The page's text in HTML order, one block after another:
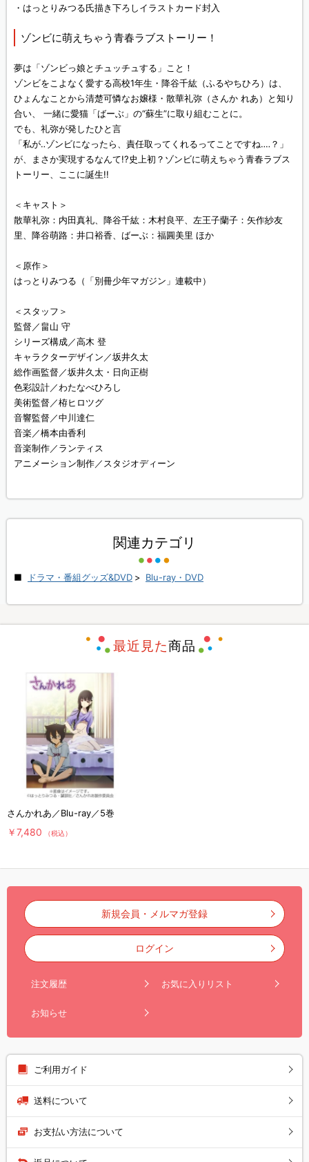
・はっとりみつる氏描き下ろしイラストカード封入
ゾンビに萌えちゃう青春ラブストーリー！
夢は「ゾンビっ娘とチュッチュする」こと！
ゾンビをこよなく愛する高校1年生・降谷千紘（ふるやちひろ）は、
ひょんなことから清楚可憐なお嬢様・散華礼弥（さんか れあ）と知り
合い、 一緒に愛猫「ばーぶ」の“蘇生”に取り組むことに。
でも、礼弥が発したひと言
「私が‥ゾンビになったら、責任取ってくれるってことですね‥‥？」
が、まさか実現するなんて!?史上初？ゾンビに萌えちゃう青春ラブス
トーリー、ここに誕生!!
＜キャスト＞
散華礼弥：内田真礼、降谷千紘：木村良平、左王子蘭子：矢作紗友
里、降谷萌路：井口裕香、ばーぶ：福圓美里 ほか
＜原作＞
はっとりみつる（「別冊少年マガジン」連載中）
＜スタッフ＞
監督／畠山 守
シリーズ構成／高木 登
キャラクターデザイン／坂井久太
総作画監督／坂井久太・日向正樹
色彩設計／わたなべひろし
美術監督／栫ヒロツグ
音響監督／中川達仁
音楽／橋本由香利
音楽制作／ランティス
アニメーション制作／スタジオディーン
関連カテゴリ
ドラマ・番組グッズ&DVD > Blu-ray・DVD
最近見た商品
さんかれあ／Blu-ray／5巻
￥7,480 （税込）
新規会員・メルマガ登録
ログイン
注文履歴 お気に入りリスト
お知らせ
ご利用ガイド
送料について
お支払い方法について